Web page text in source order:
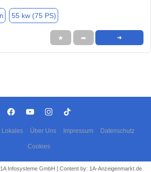
55 kw (75 PS)
★ ➦ ➜
Lokales Über Uns Impressum Datenschutz
Cookies
Infosysteme GmbH | Content by: 1A-Anzeigenmarkt.de